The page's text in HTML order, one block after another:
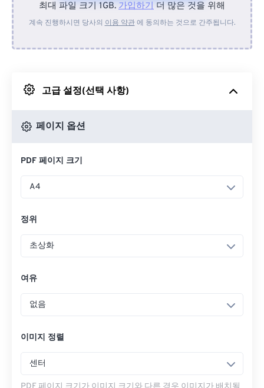
장치에서
Google 드라이브에서
최대 파일 크기 1GB. 가입하기 더 많은 것을 위해
계속 진행하시면 당사의 이용 약관에 동의하는 것으로 간주됩니다.
고급 설정(선택 사항)
페이지 옵션
PDF 페이지 크기
A4
정위
초상화
여유
없음
이미지 정렬
센터